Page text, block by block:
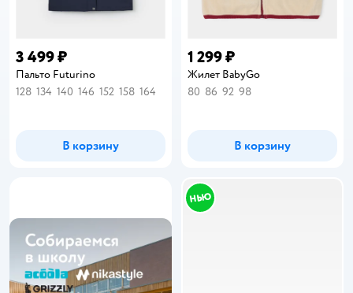
3 499 ₽
Пальто Futurino
128 134 140 146 152 158 164
В корзину
1 299 ₽
Жилет BabyGo
80 86 92 98
В корзину